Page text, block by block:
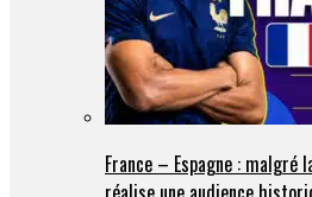
France – Espagne : malgré